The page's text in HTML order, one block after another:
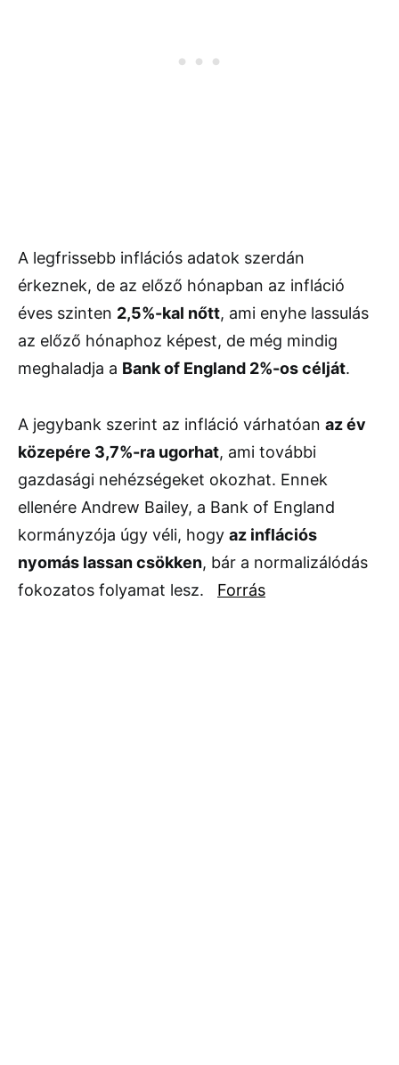
A legfrissebb inflációs adatok szerdán
érkeznek, de az előző hónapban az infláció
éves szinten 2,5%-kal nőtt, ami enyhe lassulás
az előző hónaphoz képest, de még mindig
meghaladja a Bank of England 2%-os célját.
A jegybank szerint az infláció várhatóan az év
közepére 3,7%-ra ugorhat, ami további
gazdasági nehézségeket okozhat. Ennek
ellenére Andrew Bailey, a Bank of England
kormányzója úgy véli, hogy az inflációs
nyomás lassan csökken, bár a normalizálódás
fokozatos folyamat lesz. Forrás